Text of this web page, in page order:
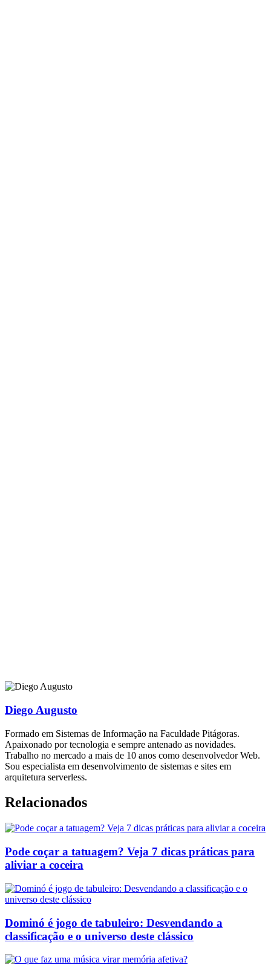
Diego Augusto
Formado em Sistemas de Informação na Faculdade Pitágoras.
Apaixonado por tecnologia e sempre antenado as novidades.
Trabalho no mercado a mais de 10 anos como desenvolvedor Web.
Sou especialista em desenvolvimento de sistemas e sites em
arquitetura serverless.
Relacionados
Pode coçar a tatuagem? Veja 7 dicas práticas para
aliviar a coceira
Dominó é jogo de tabuleiro: Desvendando a
classificação e o universo deste clássico